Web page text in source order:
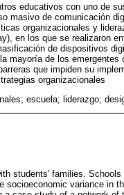
educativos con uno de
masivo de comunicación
organizacionales y
en los que se realizaron
de dispositivos
mayoría de los
que impiden su
organizacionales
escuela; liderazgo;
students' families.
variance in